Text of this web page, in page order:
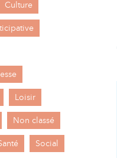
Culture
Loisir
Non classé
Social